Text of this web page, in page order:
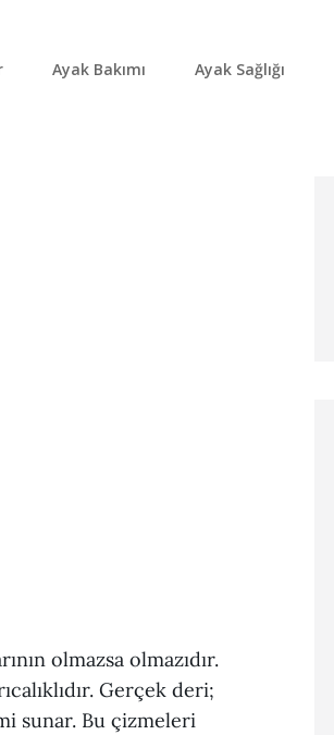
Ayak Bakımı Ayak Sağlığı
olmazsa olmazıdır.
Gerçek deri;
sunar. Bu çizmeleri